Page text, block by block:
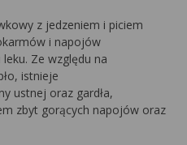
z jedzeniem i piciem
i napojów
Ze względu na
istnieje
ustnej oraz gardła,
zbyt gorących napojów oraz